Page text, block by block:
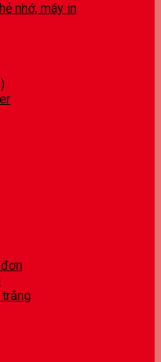
nhớ, máy in